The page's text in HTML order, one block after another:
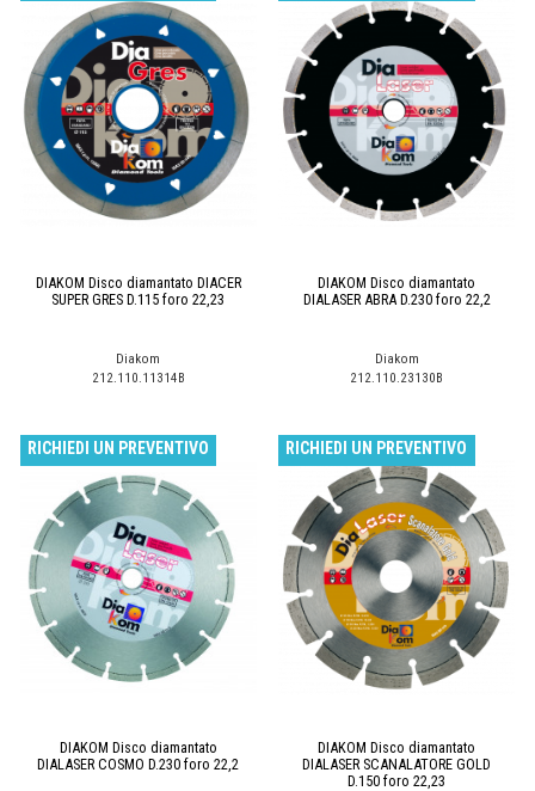
DIAKOM Disco diamantato DIACER
SUPER GRES D.115 foro 22,23
Diakom
212.110.11314B
DIAKOM Disco diamantato
DIALASER ABRA D.230 foro 22,2
Diakom
212.110.23130B
RICHIEDI UN PREVENTIVO
DIAKOM Disco diamantato
DIALASER COSMO D.230 foro 22,2
RICHIEDI UN PREVENTIVO
DIAKOM Disco diamantato
DIALASER SCANALATORE GOLD
D.150 foro 22,23